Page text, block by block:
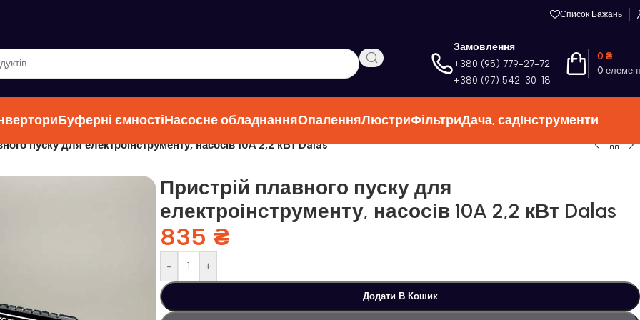
Список Бажань
Замовлення
+380 (95) 779-27-72
+380 (97) 542-30-18
0
0 ₴
Буферні ємностіНасосне обладнанняОпаленняЛюстриФільтриДача, садІнструменти
пуску для електроінструменту, насосів 10A 2,2 кВт Dalas
Пристрій плавного пуску для
електроінструменту, насосів 10A 2,2 кВт Dalas
835 ₴
- +
Додати В Кошик